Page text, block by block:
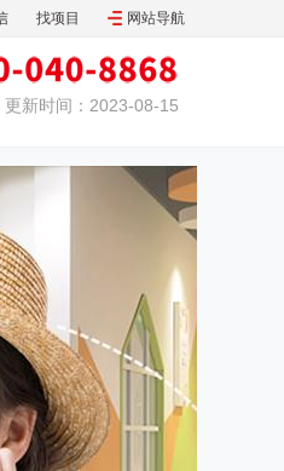
找项目 网站导航
更新时间：2023-08-15